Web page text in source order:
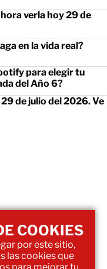
hora verla hoy 29 de
en la vida real?
para elegir tu
del Año 6?
de julio del 2026. Ve
COOKIES
por este sitio,
las cookies que